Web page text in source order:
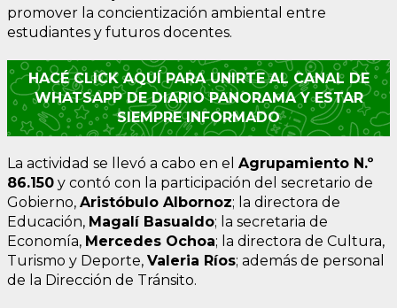
promover la concientización ambiental entre
estudiantes y futuros docentes.
HACÉ CLICK AQUÍ PARA UNIRTE AL CANAL DE
WHATSAPP DE DIARIO PANORAMA Y ESTAR
SIEMPRE INFORMADO
La actividad se llevó a cabo en el Agrupamiento N.º
86.150 y contó con la participación del secretario de
Gobierno, Aristóbulo Albornoz; la directora de
Educación, Magalí Basualdo; la secretaria de
Economía, Mercedes Ochoa; la directora de Cultura,
Turismo y Deporte, Valeria Ríos; además de personal
de la Dirección de Tránsito.